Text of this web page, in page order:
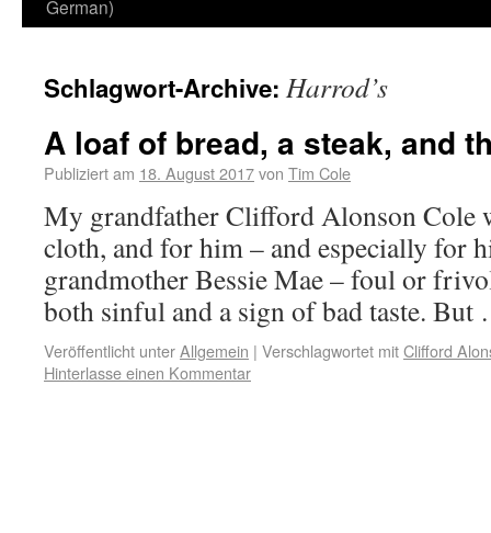
German)
Schlagwort-Archive: Harrod’s
A loaf of bread, a steak, and
Publiziert am 18. August 2017von Tim Cole
My grandfather Clifford Alonson Cole
cloth, and for him – and especially for
grandmother Bessie Mae – foul or
both sinful and a sign of bad taste.
Veröffentlicht unterAllgemein | Verschlagwortet mitClifford
Hinterlasse einen Kommentar